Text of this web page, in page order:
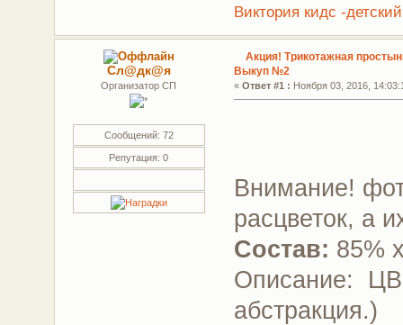
Виктория кидс -
Сл@дк@я
Организатор СП
Сообщений: 72
Репутация: 0
Акция! Трикотажная
Выкуп №2
«Ответ #1 : Ноября 03, 2016,
Внимание!
расцветок, а
Состав: 85%
Описание:
абстракция.)